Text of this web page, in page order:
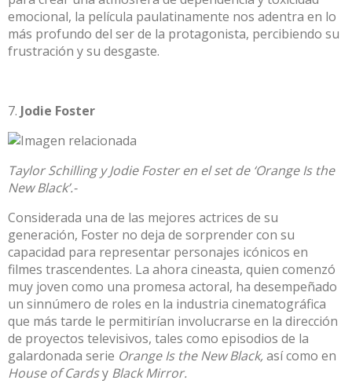
emocional, la película paulatinamente nos adentra en lo
más profundo del ser de la protagonista, percibiendo su
frustración y su desgaste.
Jodie Foster
Taylor Schilling y Jodie Foster en el set de ‘Orange Is the
New Black’.-
Considerada una de las mejores actrices de su
generación, Foster no deja de sorprender con su
capacidad para representar personajes icónicos en
filmes trascendentes. La ahora cineasta, quien comenzó
muy joven como una promesa actoral, ha desempeñado
un sinnúmero de roles en la industria cinematográfica
que más tarde le permitirían involucrarse en la dirección
de proyectos televisivos, tales como episodios de la
galardonada serie Orange Is the New Black,así como en
House of Cardsy Black Mirror.